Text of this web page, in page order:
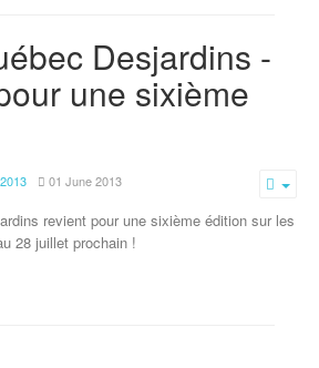
Desjardins -
une sixième
2013 01 June 2013
revient pour une sixième édition sur les
28 juillet prochain !